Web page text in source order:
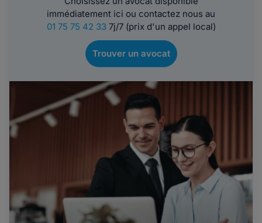
immédiatement ici ou contactez nous au
01 75 75 42 337j/7 (prix d'un appel local)
Trouver un avocat